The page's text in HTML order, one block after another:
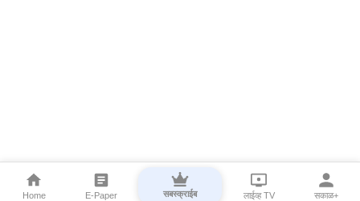
Home E-Paper सबस्क्राईब लाईव्ह TV सकाळ+